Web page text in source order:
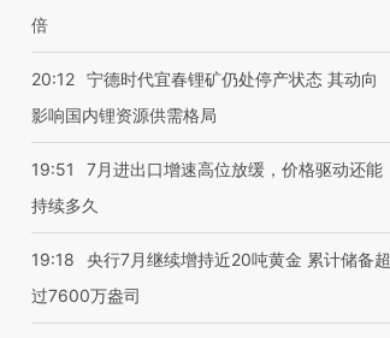
倍
20:12 宁德时代宜春锂矿仍处停产状态 其动向
影响国内锂资源供需格局
19:51
7月进出口增速高位放缓，价格驱动还能
持续多久
19:18
央行7月继续增持近20吨黄金 累计储备超
过7600万盎司